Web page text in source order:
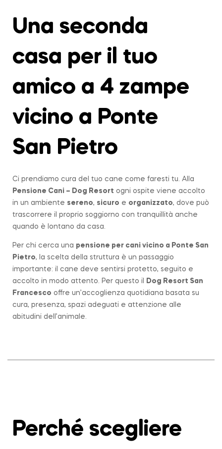
Una seconda
casa per il tuo
amico a 4 zampe
vicino a Ponte
San Pietro
Ci prendiamo cura del tuo cane come faresti tu. Alla
Pensione Cani – Dog Resort ogni ospite viene accolto
in un ambiente sereno, sicuro e organizzato, dove può
trascorrere il proprio soggiorno con tranquillità anche
quando è lontano da casa.
Per chi cerca una pensione per cani vicino a Ponte San
Pietro, la scelta della struttura è un passaggio
importante: il cane deve sentirsi protetto, seguito e
accolto in modo attento. Per questo il
Dog Resort San
Francesco offre un’accoglienza quotidiana basata su
cura, presenza, spazi adeguati e attenzione alle
abitudini dell’animale.
Perché scegliere